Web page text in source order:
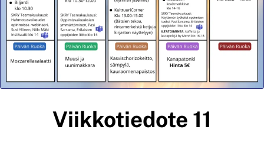
Viikkotiedote 11